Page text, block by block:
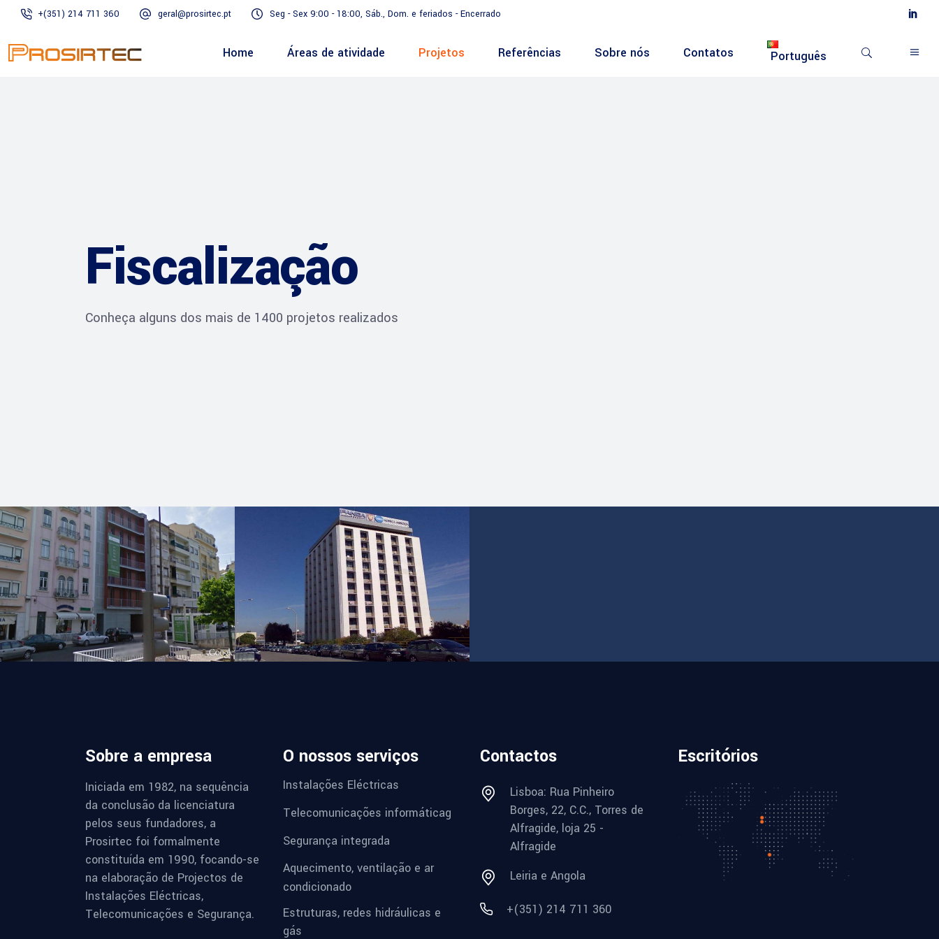
+(351) 214 711 360 geral@prosirtec.pt Seg - Sex 9:00 - 18:00, Sáb., Dom. e feriados - Encerrado
Home Áreas de atividade Projetos Referências Sobre nós Contatos Português
Fiscalização
Conheça alguns dos mais de 1400 projetos realizados
FISCALIZAÇÃO
Av. de Berna
FISCALIZAÇÃO
Edifício de Sagres
Sobre a empresa
Iniciada em 1982, na sequência
da conclusão da licenciatura
pelos seus fundadores, a
Prosirtec foi formalmente
constituída em 1990, focando-se
na elaboração de Projectos de
Instalações Eléctricas,
Telecomunicações e Segurança.
O nossos serviços
Instalações Eléctricas
Telecomunicações informáticag
Segurança integrada
Aquecimento, ventilação e ar
condicionado
Estruturas, redes hidráulicas e
gás
Contactos
Lisboa: Rua Pinheiro
Borges, 22, C.C., Torres de
Alfragide, loja 25 -
Alfragide
Leiria e Angola
+(351) 214 711 360
Escritórios